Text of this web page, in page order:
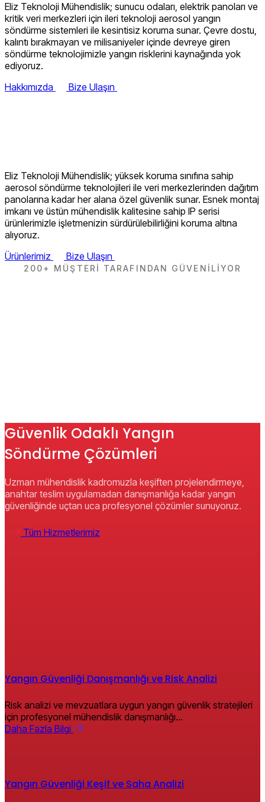
Eliz Teknoloji Mühendislik; sunucu odaları, elektrik panoları ve
kritik veri merkezleri için ileri teknoloji aerosol yangın
söndürme sistemleri ile kesintisiz koruma sunar. Çevre dostu,
kalıntı bırakmayan ve milisaniyeler içinde devreye giren
söndürme teknolojimizle yangın risklerini kaynağında yok
ediyoruz.
Hakkımızda
Bize Ulaşın
Eliz Teknoloji Mühendislik; yüksek koruma sınıfına sahip
aerosol söndürme teknolojileri ile veri merkezlerinden dağıtım
panolarına kadar her alana özel güvenlik sunar. Esnek montaj
imkanı ve üstün mühendislik kalitesine sahip IP serisi
ürünlerimizle işletmenizin sürdürülebilirliğini koruma altına
alıyoruz.
Ürünlerimiz
Bize Ulaşın
200+ MÜŞTERİ TARAFINDAN GÜVENİLİYOR
Güvenlik Odaklı Yangın
Söndürme Çözümleri
Uzman mühendislik kadromuzla keşiften projelendirmeye,
anahtar teslim uygulamadan danışmanlığa kadar yangın
güvenliğinde uçtan uca profesyonel çözümler sunuyoruz.
Tüm Hizmetlerimiz
Yangın Güvenliği Danışmanlığı ve Risk Analizi
Risk analizi ve mevzuatlara uygun yangın güvenlik stratejileri
için profesyonel mühendislik danışmanlığı…
Daha Fazla Bilgi
Yangın Güvenliği Keşif ve Saha Analizi